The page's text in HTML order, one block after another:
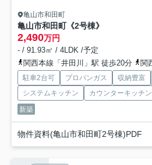
亀山市和田町
亀山市和田町《2号棟》
2,490万円
- / 91.93㎡ / 4LDK /予定
関西本線「井田川」駅 徒歩20分
関
駐車2台可 プロパンガス 収納豊富
システムキッチン
カウンターキッチン
新築
物件資料(亀山市和田町2号棟)PDF